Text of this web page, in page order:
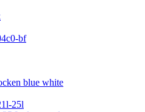
blue white